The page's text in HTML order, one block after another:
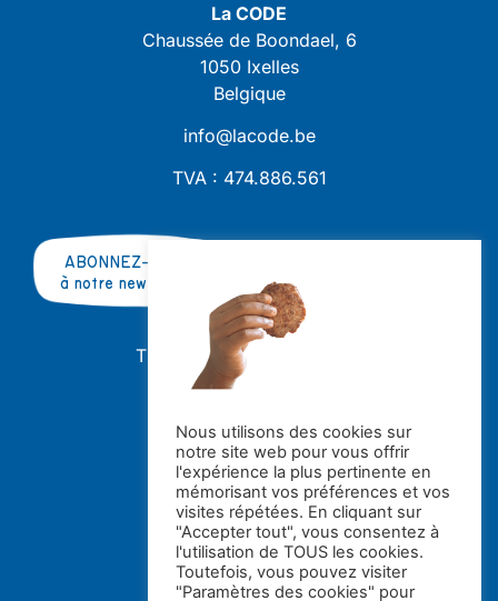
La CODE
Chaussée de Boondael, 6
1050 Ixelles
Belgique
info@lacode.be
TVA : 474.886.561
ABONNEZ-VOUS
à notre newsletter
TRAVAILLER AVEC NOUS ?
STAGES
Avec le soutien de la
Nous utilisons des cookies sur
notre site web pour vous offrir
l'expérience la plus pertinente en
mémorisant vos préférences et vos
visites répétées. En cliquant sur
"Accepter tout", vous consentez à
l'utilisation de TOUS les cookies.
Toutefois, vous pouvez visiter
"Paramètres des cookies" pour